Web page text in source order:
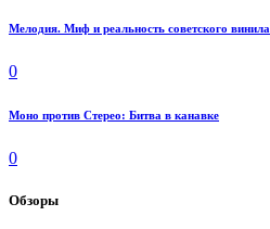
Мелодия. Миф и реальность советского винила
0
Моно против Стерео: Битва в канавке
0
Обзоры